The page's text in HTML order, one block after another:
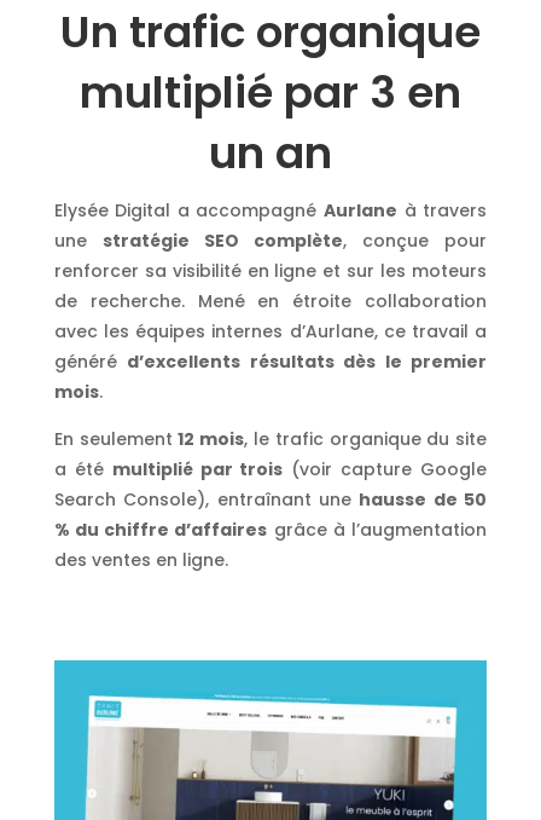
Un trafic organique
multiplié par 3 en
un an
Elysée Digital a accompagnéAurlane à travers
une stratégie SEO complète, conçue pour
renforcer sa visibilité en ligne et sur les moteurs
de recherche. Mené en étroite collaboration
avec les équipes internes d’Aurlane, ce travail a
généré d’excellents résultats dès le premier
mois.
En seulement12 mois, le trafic organique du site
a été multiplié par trois (voir capture Google
Search Console), entraînant une hausse de 50
% du chiffre d’affaires grâce à l’augmentation
des ventes en ligne.